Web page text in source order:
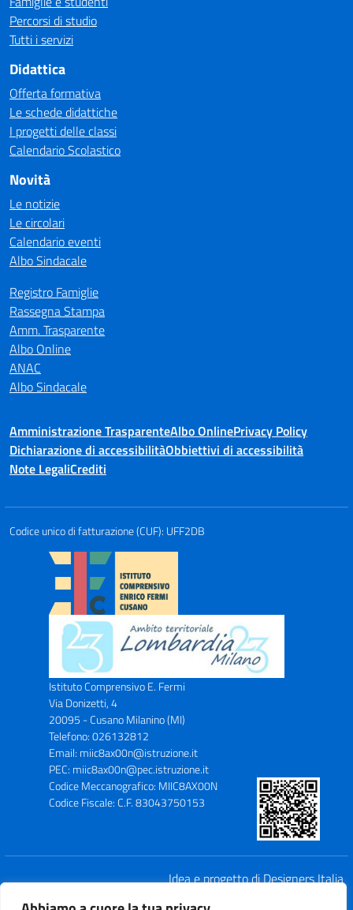
Percorsi di studio
Tutti i servizi
Didattica
Offerta formativa
Le schede didattiche
I progetti delle classi
Calendario Scolastico
Novità
Le notizie
Le circolari
Calendario eventi
Albo Sindacale
Registro Famiglie
Rassegna Stampa
Amm. Trasparente
Albo Online
ANAC
Albo Sindacale
Amministrazione TrasparenteAlbo OnlinePrivacy Policy
Dichiarazione di accessibilitàObbiettivi di accessibilità
Note LegaliCrediti
Codice unico di fatturazione (CUF): UFF2DB
Istituto Comprensivo E. Fermi
Via Donizetti, 4
20095 - Cusano Milanino (MI)
Telefono: 026132812
Email: miic8ax00n@istruzione.it
PEC: miic8ax00n@pec.istruzione.it
Codice Meccanografico: MIIC8AX00N
Codice Fiscale: C.F. 83043750153
Idea e progetto di Designers Italia